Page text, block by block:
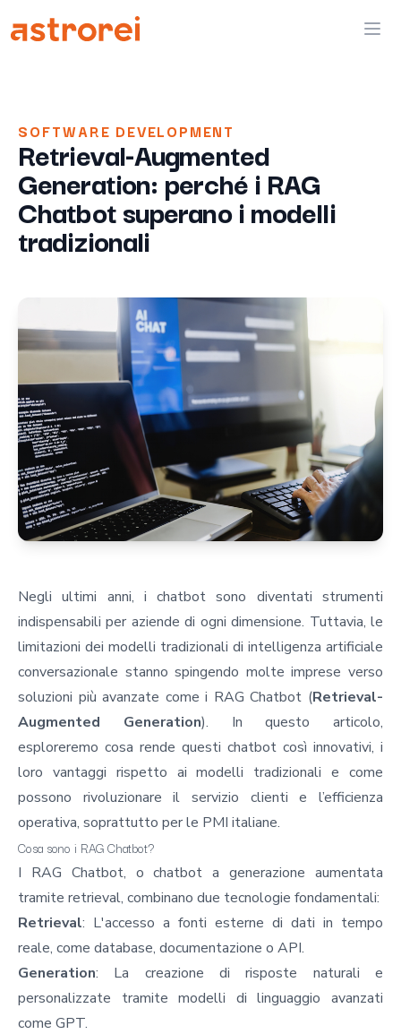
Astrorei
SOFTWARE DEVELOPMENT
Retrieval-Augmented
Generation: perché i RAG
Chatbot superano i modelli
tradizionali
Negli ultimi anni, ichatbot sono diventati strumenti
indispensabili per aziende di ogni dimensione. Tuttavia, le
limitazioni dei modelli tradizionali di intelligenza artificiale
conversazionale stanno spingendo molte imprese verso
soluzioni più avanzate come i RAG Chatbot (Retrieval-
Augmented Generation). In questo articolo,
esploreremo cosa rende questi chatbot così innovativi, i
loro vantaggi rispetto ai modelli tradizionali e come
possono rivoluzionare il servizio clienti e l’efficienza
operativa, soprattutto per le PMI italiane.
Cosa sono i RAG Chatbot?
I RAG Chatbot, o chatbot a generazione aumentata
tramite retrieval, combinano due tecnologie fondamentali:
Retrieval: L'accesso a fonti esterne di dati in tempo
reale, come database, documentazione o API.
Generation: La creazione di risposte naturali e
personalizzate tramite modelli di linguaggio avanzati
come GPT.